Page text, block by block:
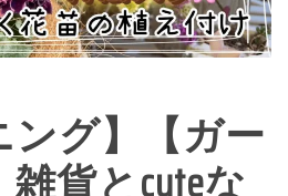
ング】【ガー